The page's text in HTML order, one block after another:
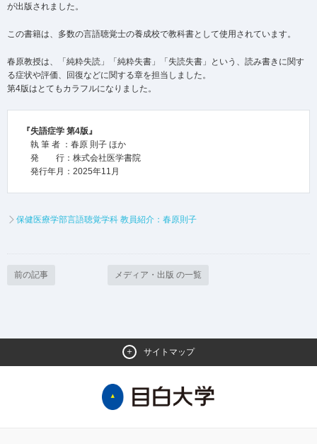
が出版されました。
この書籍は、多数の言語聴覚士の養成校で教科書として使用されています。
春原教授は、「純粋失読」「純粋失書」「失読失書」という、読み書きに関す
る症状や評価、回復などに関する章を担当しました。
第4版はとてもカラフルになりました。
『失語症学 第4版』
執 筆 者 ：春原 則子 ほか
発 行：株式会社医学書院
発行年月：2025年11月
保健医療学部言語聴覚学科 教員紹介：春原則子
前の記事 メディア・出版 の一覧
サイトマップ